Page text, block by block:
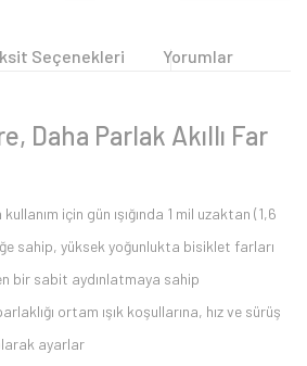
Seçenekleri Yorumlar
Daha Parlak Akıllı Far
için gün ışığında 1 mil uzaktan (1,6
sahip, yüksek yoğunlukta bisiklet farları
bir sabit aydınlatmaya sahip
ortam ışık koşullarına, hız ve sürüş
ayarlar